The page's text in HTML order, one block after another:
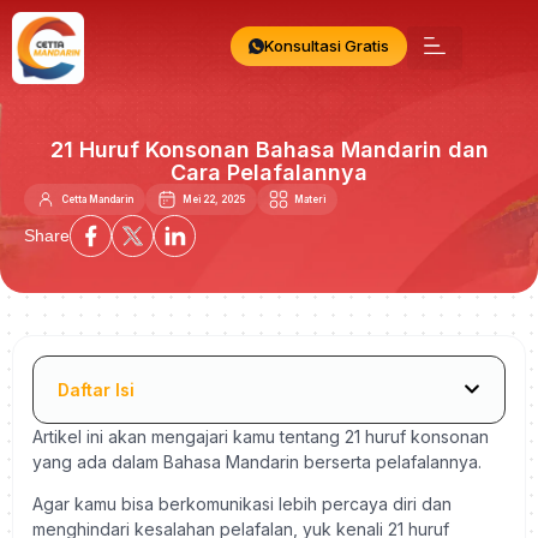
Konsultasi Gratis
21 Huruf Konsonan Bahasa Mandarin dan
Cara Pelafalannya
Cetta Mandarin Mei 22, 2025 Materi
Share
Daftar Isi
Artikel ini akan mengajari kamu tentang 21 huruf konsonan
yang ada dalam Bahasa Mandarin berserta pelafalannya.
Agar kamu bisa berkomunikasi lebih percaya diri dan
menghindari kesalahan pelafalan, yuk kenali 21 huruf